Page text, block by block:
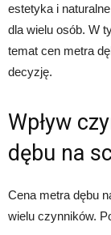
estetyka i
dla wielu osób. W
temat cen metra
decyzję.
Wpływ
dębu na
Cena metra dębu
wielu czynników.